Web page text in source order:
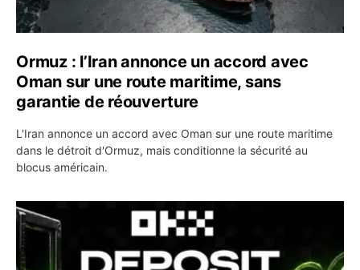
Ormuz : l’Iran annonce un accord avec
Oman sur une route maritime, sans
garantie de réouverture
L'Iran annonce un accord avec Oman sur une route maritime
dans le détroit d'Ormuz, mais conditionne la sécurité au
blocus américain.
OKX relance une campagne Deposit Bonus : jusqu’à 5